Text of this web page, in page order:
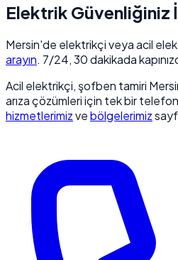
Elektrik Güvenliğiniz
Mersin'de elektrikçi veya acil
arayın. 7/24, 30 dakikada
Acil elektrikçi, şofben tamiri
arıza çözümleri için tek bir
hizmetlerimizvebölgelerimiz